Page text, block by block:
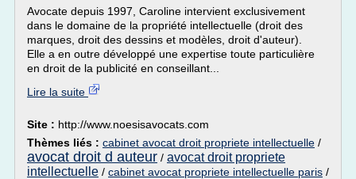
Avocate depuis 1997, Caroline intervient exclusivement
dans le domaine de la propriété intellectuelle (droit des
marques, droit des dessins et modèles, droit d'auteur).
Elle a en outre développé une expertise toute particulière
en droit de la publicité en conseillant...
Lire la suite
Site : http://www.noesisavocats.com
Thèmes liés : cabinet avocat droit propriete intellectuelle /
avocat droit d auteur / avocat droit propriete
intellectuelle / cabinet avocat propriete intellectuelle paris /